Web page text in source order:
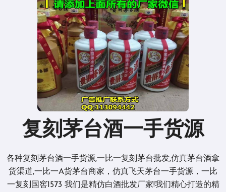
复刻茅台酒一手货源
各种复刻茅台酒一手货源,一比一复刻茅台批发,仿真茅台酒拿
货渠道,一比一A货茅台商家，仿真飞天茅台一手货源，一比
一复刻国窖1573 我们是精仿白酒批发厂家!我们精心打造的精